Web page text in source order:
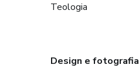
Teologia
Design e fotografia